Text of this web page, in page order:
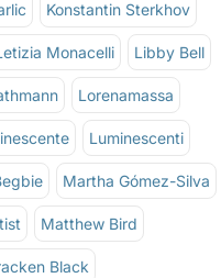
Konstantin Sterkhov
Monacelli Libby Bell
Lorenamassa
Luminescenti
Martha Gómez-Silva
Matthew Bird
Black